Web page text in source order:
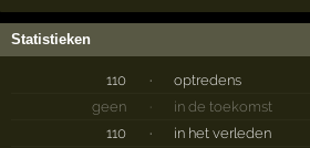
Statistieken
110 ·
optredens
geen
·
in de toekomst
110
·
in het verleden